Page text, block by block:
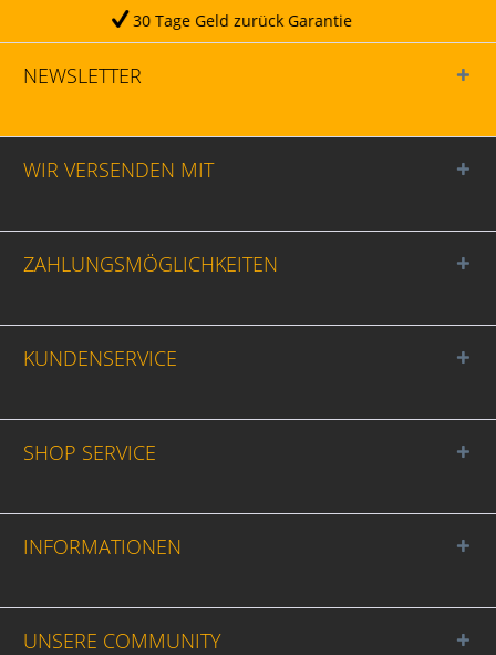
Geld zurück Garantie
NEWSLETTER
WIR VERSENDEN MIT
ZAHLUNGSMÖGLICHKEITEN
KUNDENSERVICE
SHOP SERVICE
INFORMATIONEN
UNSERE COMMUNITY